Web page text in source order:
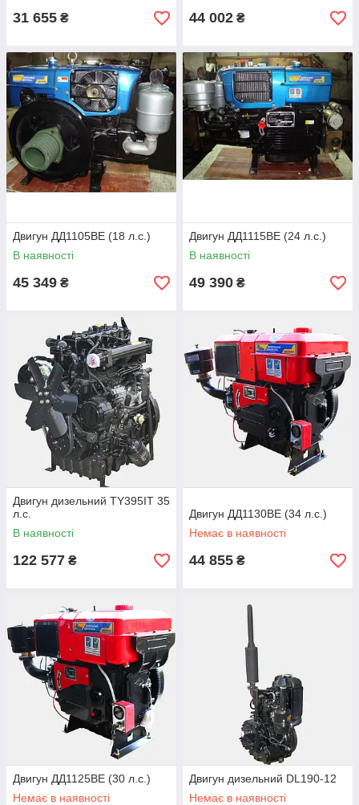
31 655 ₴ 44 002 ₴
Двигун ДД1105ВЕ (18 л.с.)
В наявності
45 349 ₴
Двигун ДД1115ВЕ (24 л.с.)
В наявності
49 390 ₴
Двигун дизельний TY395IT 35
л.с.
В наявності
122 577 ₴
Двигун ДД1130ВЕ (34 л.с.)
Немає в наявності
44 855 ₴
Двигун ДД1125ВЕ (30 л.с.)
Немає в наявності
Двигун дизельний DL190-12
Немає в наявності